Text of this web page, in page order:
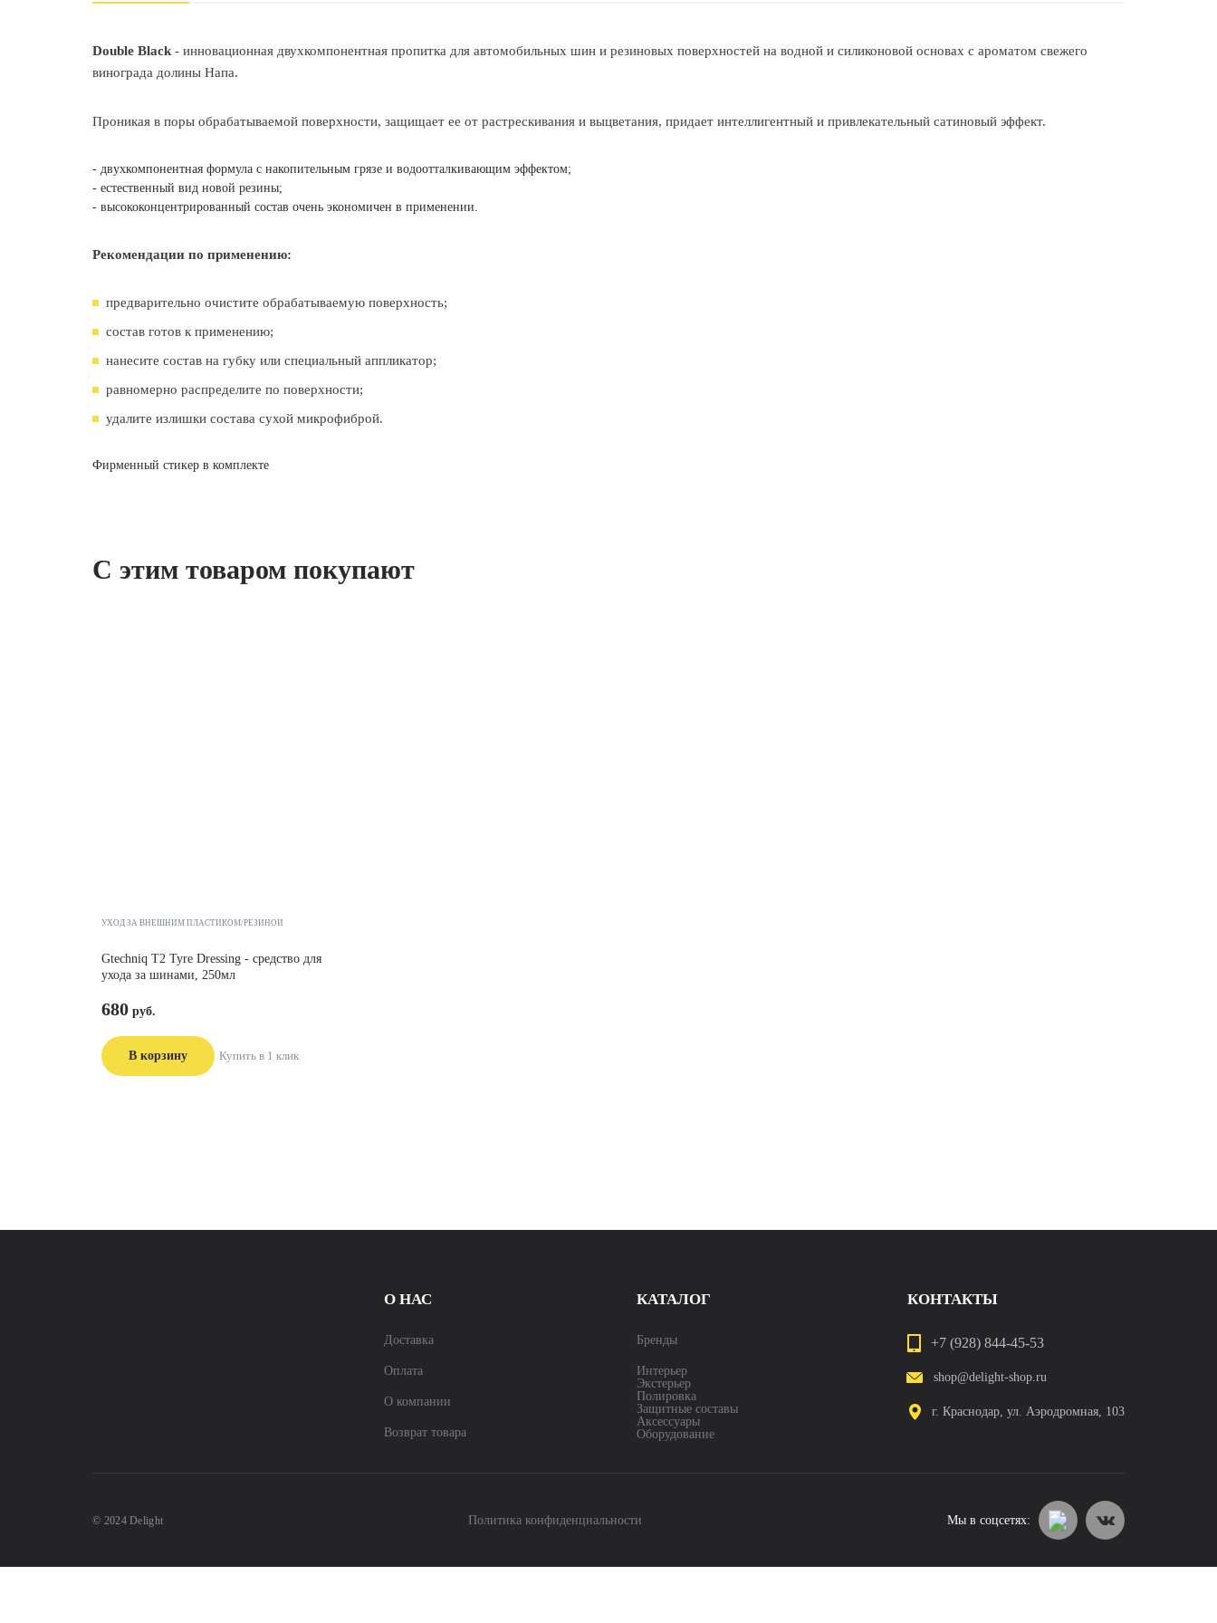
Double Black - инновационная двухкомпонентная пропитка для автомобильных шин и резиновых поверхностей на водной и силиконовой основах с ароматом свежего
винограда долины Напа.
Проникая в поры обрабатываемой поверхности, защищает ее от растрескивания и выцветания, придает интеллигентный и привлекательный сатиновый эффект.
- двухкомпонентная формула c накопительным грязе и водоотталкивающим эффектом;
- естественный вид новой резины;
- высококонцентрированный состав очень экономичен в применении.
Рекомендации по применению:
предварительно очистите обрабатываемую поверхность;
состав готов к применению;
нанесите состав на губку или специальный аппликатор;
равномерно распределите по поверхности;
удалите излишки состава сухой микрофиброй.
Фирменный стикер в комплекте
С этим товаром покупают
УХОД ЗА ВНЕШНИМ ПЛАСТИКОМ/РЕЗИНОЙ
Gtechniq T2 Tyre Dressing - средство для
ухода за шинами, 250мл
680
В корзину Купить в 1 клик
О НАС
Доставка
Оплата
О компании
Возврат товара
КАТАЛОГ
Бренды
Интерьер
Экстерьер
Полировка
Защитные составы
Аксессуары
Оборудование
КОНТАКТЫ
+7 (928) 844-45-53
shop@delight-shop.ru
г. Краснодар, ул. Аэродромная, 103
© 2024 Delight Политика конфиденциальности Мы в соцсетях: